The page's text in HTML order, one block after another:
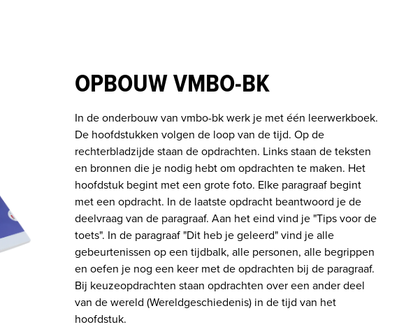
OPBOUW VMBO-BK
In de onderbouw van vmbo-bk werk je met één leerwerkboek.
De hoofdstukken volgen de loop van de tijd. Op de
rechterbladzijde staan de opdrachten. Links staan de teksten
en bronnen die je nodig hebt om opdrachten te maken. Het
hoofdstuk begint met een grote foto. Elke paragraaf begint
met een opdracht. In de laatste opdracht beantwoord je de
deelvraag van de paragraaf. Aan het eind vind je "Tips voor de
toets". In de paragraaf "Dit heb je geleerd" vind je alle
gebeurtenissen op een tijdbalk, alle personen, alle begrippen
en oefen je nog een keer met de opdrachten bij de paragraaf.
Bij keuzeopdrachten staan opdrachten over een ander deel
van de wereld (Wereldgeschiedenis) in de tijd van het
hoofdstuk.